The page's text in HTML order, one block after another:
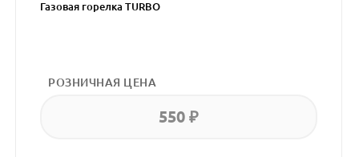
Газовая горелка TURBO
РОЗНИЧНАЯ ЦЕНА
550 ₽